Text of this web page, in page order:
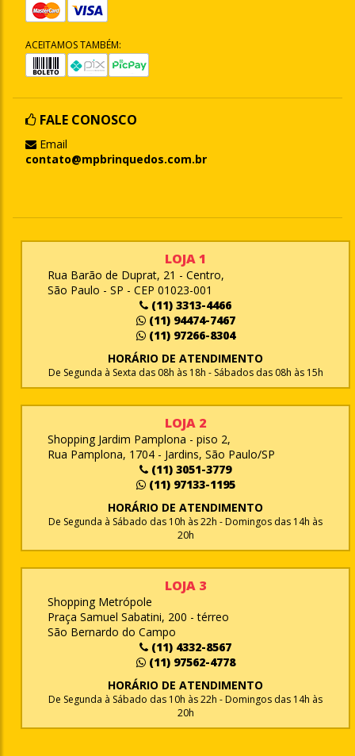
ACEITAMOS TAMBÉM:
FALE CONOSCO
Email
contato@mpbrinquedos.com.br
LOJA 1
Rua Barão de Duprat, 21 - Centro,
São Paulo - SP - CEP 01023-001
(11) 3313-4466
(11) 94474-7467
(11) 97266-8304
HORÁRIO DE ATENDIMENTO
De Segunda à Sexta das 08h às 18h - Sábados das 08h às 15h
LOJA 2
Shopping Jardim Pamplona - piso 2,
Rua Pamplona, 1704 - Jardins, São Paulo/SP
(11) 3051-3779
(11) 97133-1195
HORÁRIO DE ATENDIMENTO
De Segunda à Sábado das 10h às 22h - Domingos das 14h às
20h
LOJA 3
Shopping Metrópole
Praça Samuel Sabatini, 200 - térreo
São Bernardo do Campo
(11) 4332-8567
(11) 97562-4778
HORÁRIO DE ATENDIMENTO
De Segunda à Sábado das 10h às 22h - Domingos das 14h às
20h